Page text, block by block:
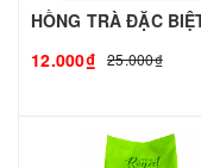
12.000₫ 25.000₫